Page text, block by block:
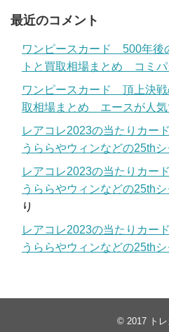
最近のコメント
ワンピースカード 500年後
トと買取相場まとめ コミパ
ワンピースカード 頂上決
取相場まとめ エースが人気
レアコレ2023の当たりカー
うららやウィンなどの25th
レアコレ2023の当たりカー
うららやウィンなどの25th
り
レアコレ2023の当たりカー
うららやウィンなどの25th
© 2017 ト